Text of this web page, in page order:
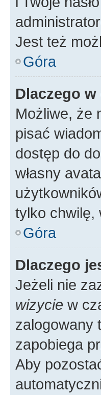
Jest też
Góra
Dlaczego
Możliwe, że
pisać
dostęp do
własny
tylko chwilę,
Góra
Dlaczego
Jeżeli nie
wizycie w
zalogowany
zapobiega
Aby